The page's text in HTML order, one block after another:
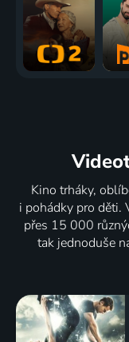
Kino trháky,
i pohádky pro děti.
přes 15 000
tak jednoduše